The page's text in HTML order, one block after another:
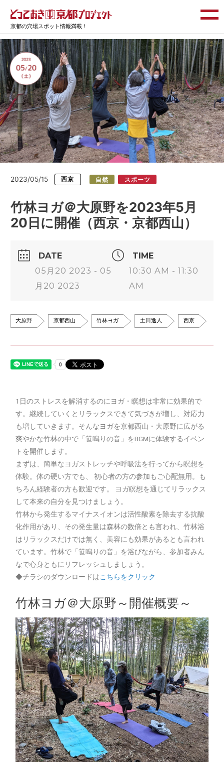
京都の穴場スポット情報満載！
2023/05/15 西京 自然 スポーツ
竹林ヨガ＠大原野を2023年5月
20日に開催（西京・京都西山）
DATE
05月20 2023 - 05
月20 2023
TIME
10:30 AM - 11:30
AM
大原野 京都西山 竹林ヨガ 土田逸人 西京
1日のストレスを解消するのにヨガ・瞑想は非常に効果的で
す。継続していくとリラックスできて気づきが増し、対応力
も増していきます。そんなヨガを京都西山・大原野に広がる
爽やかな竹林の中で「笹鳴りの音」をBGMに体験するイベン
トを開催します。
まずは、簡単なヨガストレッチや呼吸法を行ってから瞑想を
体験。体の硬い方でも、 初心者の方の参加もご心配無用。も
ちろん経験者の方も歓迎です。 ヨガ瞑想を通じてリラックス
して本来の自分を見つけましょう。
竹林から発生するマイナスイオンは活性酸素を除去する抗酸
化作用があり、その発生量は森林の数倍とも言われ、竹林浴
はリラックスだけでは無く、美容にも効果があるとも言われ
ています。竹林で「笹鳴りの音」を浴びながら、参加者みん
なで心身ともにリフレッシュしましょう。
◆チラシのダウンロードはこちらをクリック
竹林ヨガ＠大原野～開催概要～